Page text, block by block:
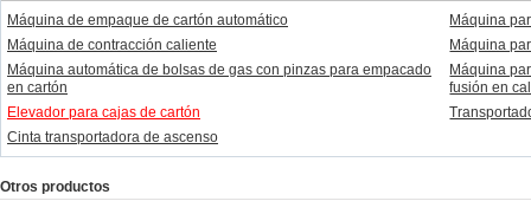
Máquina de empaque de cartón automático
Máquina
Máquina de contracción caliente
Máquina
Máquina automática de bolsas de gas con pinzas para empacado
en cartón
Máquina
fusión en
Elevador para cajas de cartón
Cinta transportadora de ascenso
Otros productos